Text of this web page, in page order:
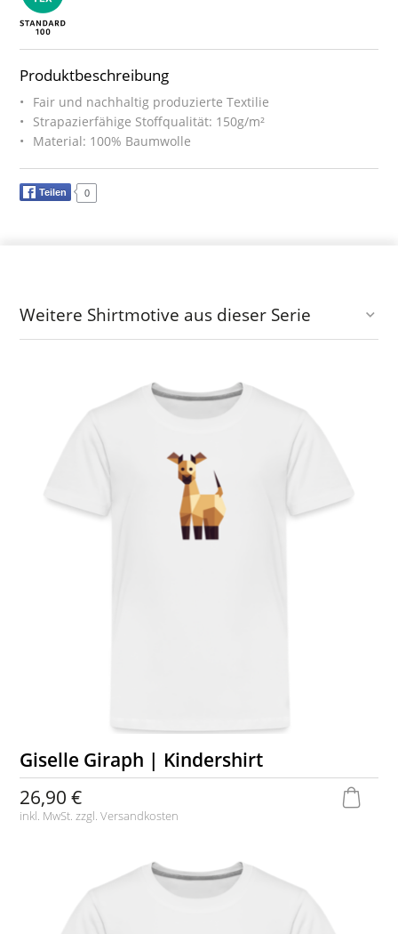
Produktbeschreibung
Fair und nachhaltig produzierte Textilie
Strapazierfähige Stoffqualität: 150g/m²
Material: 100% Baumwolle
Teilen 0
Weitere Shirtmotive aus dieser Serie
Giselle Giraph | Kindershirt
26,90 €
inkl. MwSt. zzgl.Versandkosten